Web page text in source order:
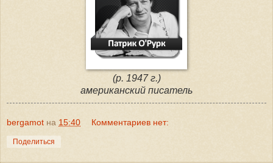
(р. 1947 г.)
американский писатель
bergamot на 15:40 Комментариев нет:
Поделиться